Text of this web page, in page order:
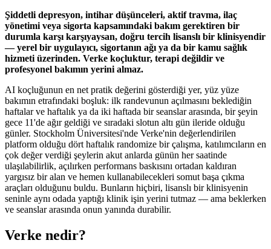
Şiddetli depresyon, intihar düşünceleri, aktif travma, ilaç
yönetimi veya sigorta kapsamındaki bakım gerektiren bir
durumla karşı karşıyaysan, doğru tercih lisanslı bir klinisyendir
— yerel bir uygulayıcı, sigortanın ağı ya da bir kamu sağlık
hizmeti üzerinden. Verke koçluktur, terapi değildir ve
profesyonel bakımın yerini almaz.
AI koçluğunun en net pratik değerini gösterdiği yer, yüz yüze
bakımın etrafındaki boşluk: ilk randevunun açılmasını beklediğin
haftalar ve haftalık ya da iki haftada bir seanslar arasında, bir şeyin
gece 11'de ağır geldiği ve sıradaki slotun altı gün ileride olduğu
günler. Stockholm Üniversitesi'nde Verke'nin değerlendirilen
platform olduğu dört haftalık randomize bir çalışma, katılımcıların en
çok değer verdiği şeylerin akut anlarda günün her saatinde
ulaşılabilirlik, açılırken performans baskısını ortadan kaldıran
yargısız bir alan ve hemen kullanabilecekleri somut başa çıkma
araçları olduğunu buldu. Bunların hiçbiri, lisanslı bir klinisyenin
seninle aynı odada yaptığı klinik işin yerini tutmaz — ama beklerken
ve seanslar arasında onun yanında durabilir.
Verke nedir?